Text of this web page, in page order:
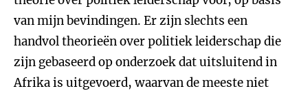
van mijn bevindingen. Er zijn slechts een
handvol theorieën over politiek leiderschap die
zijn gebaseerd op onderzoek dat uitsluitend in
Afrika is uitgevoerd, waarvan de meeste niet